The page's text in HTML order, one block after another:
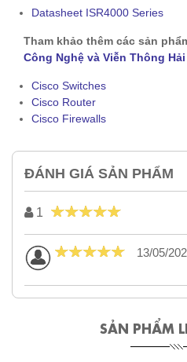
Datasheet ISR4000 Series
Tham khảo thêm các sản
Công Nghệ và Viễn Thông
Cisco Switches
Cisco Router
Cisco Firewalls
ĐÁNH GIÁ SẢN PHẨM
1
13/05/
SẢN PHẨM